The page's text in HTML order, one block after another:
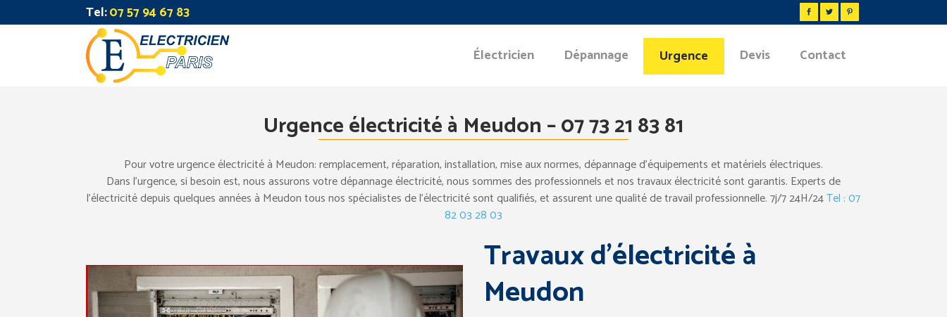
Tel:07 57 94 67 83
Électricien Dépannage Urgence Devis Contact
Urgence électricité à Meudon – ‎07 73 21 83 81
Pour votre urgence électricité à Meudon: remplacement, réparation, installation, mise aux normes, dépannage d’équipements et matériels électriques.
Dans l’urgence, si besoin est, nous assurons votre dépannage électricité, nous sommes des professionnels et nos travaux électricité sont garantis. Experts de
l’électricité depuis quelques années à Meudon tous nos spécialistes de l’électricité sont qualifiés, et assurent une qualité de travail professionnelle. 7j/7 24H/24Tel : 07
82 03 28 03
Travaux d’électricité à
Meudon